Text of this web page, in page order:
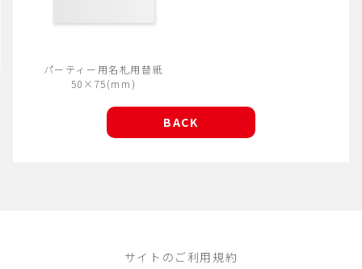
パーティー用名札用替紙
50×75(mm)
BACK
サイトのご利用規約